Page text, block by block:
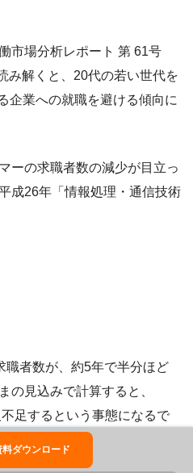
市場分析レポート 第 61号
み解くと、20代の若い世代を
企業への就職を避ける傾向に
ーの求職者数の減少が目立っ
成26年「情報処理・通信技術
職者数が、約5年で半分ほど
の見込みで計算すると、
足するという事態になるで
ダウンロード